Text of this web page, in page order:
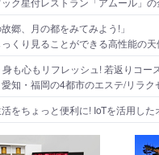
故郷、月の都をみてみよう!」
くり見ることができる高性能の
身も心もリフレッシュ! 若返りコー
知・福岡の4都市のエステ/リラ
活をちょっと便利に! IoTを活用し